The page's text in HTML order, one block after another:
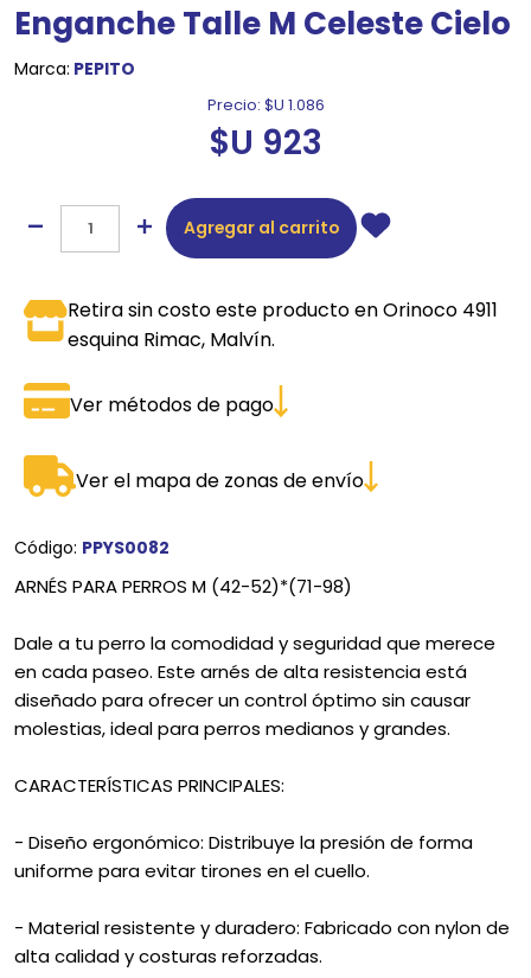
Enganche Talle M Celeste Cielo
Marca: PEPITO
Precio: $U 1.086
$U 923
Agregar al carrito
Retira sin costo este producto en Orinoco 4911
esquina Rimac, Malvín.
Ver métodos de pago
Ver el mapa de zonas de envío
Código: PPYS0082
ARNÉS PARA PERROS M (42-52)*(71-98)
Dale a tu perro la comodidad y seguridad que merece
en cada paseo. Este arnés de alta resistencia está
diseñado para ofrecer un control óptimo sin causar
molestias, ideal para perros medianos y grandes.
CARACTERÍSTICAS PRINCIPALES:
- Diseño ergonómico: Distribuye la presión de forma
uniforme para evitar tirones en el cuello.
- Material resistente y duradero: Fabricado con nylon de
alta calidad y costuras reforzadas.